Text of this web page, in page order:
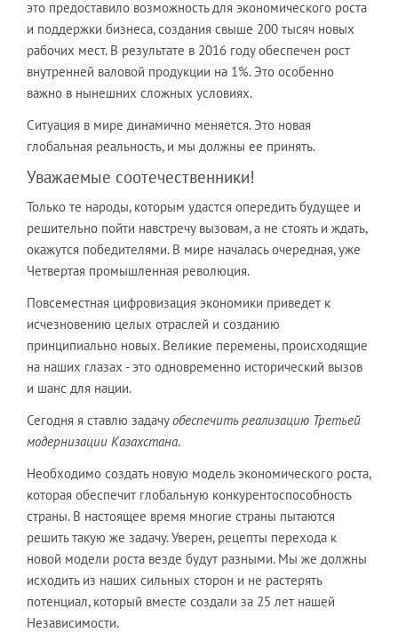
это предоставило возможность для экономического роста
и поддержки бизнеса, создания свыше 200 тысяч новых
рабочих мест. В результате в 2016 году обеспечен рост
внутренней валовой продукции на 1%. Это особенно
важно в нынешних сложных условиях.
Ситуация в мире динамично меняется. Это новая
глобальная реальность, и мы должны ее принять.
Уважаемые соотечественники!
Только те народы, которым удастся опередить будущее и
решительно пойти навстречу вызовам, а не стоять и ждать,
окажутся победителями. В мире началась очередная, уже
Четвертая промышленная революция.
Повсеместная цифровизация экономики приведет к
исчезновению целых отраслей и созданию
принципиально новых. Великие перемены, происходящие
на наших глазах - это одновременно исторический вызов
и шанс для нации.
Сегодня я ставлю задачуобеспечить реализацию Третьей
модернизации Казахстана.
Необходимо создать новую модель экономического роста,
которая обеспечит глобальную конкурентоспособность
страны. В настоящее время многие страны пытаются
решить такую же задачу. Уверен, рецепты перехода к
новой модели роста везде будут разными. Мы же должны
исходить из наших сильных сторон и не растерять
потенциал, который вместе создали за 25 лет нашей
Независимости.